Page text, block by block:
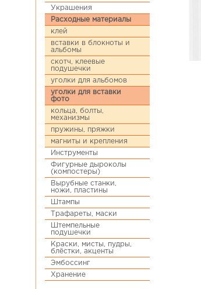
Украшения
Расходные материалы
клей
вставки в блокноты и
альбомы
скотч, клеевые
подушечки
уголки для альбомов
уголки для вставки
фото
кольца, болты,
механизмы
пружины, пряжки
магниты и крепления
Инструменты
Фигурные дыроколы
(компостеры)
Вырубные станки,
ножи, пластины
Штампы
Трафареты, маски
Штемпельные
подушечки
Краски, мисты, пудры,
блёстки, акценты
Эмбоссинг
Хранение